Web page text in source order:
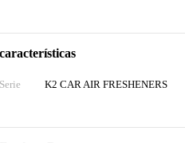
características
Serie K2 CAR AIR FRESHENERS